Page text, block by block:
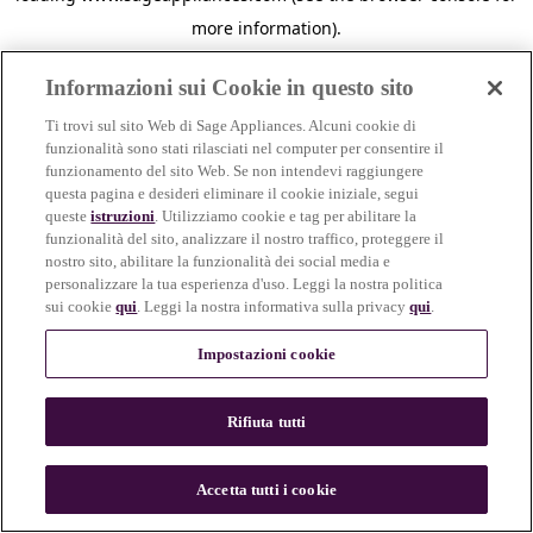
more information).
n
Informazioni sui Cookie in questo sito
Ti trovi sul sito Web di Sage Appliances. Alcuni cookie di
funzionalità sono stati rilasciati nel computer per consentire il
funzionamento del sito Web. Se non intendevi raggiungere
questa pagina e desideri eliminare il cookie iniziale, segui
questeistruzioni. Utilizziamo cookie e tag per abilitare la
funzionalità del sito, analizzare il nostro traffico, proteggere il
nostro sito, abilitare la funzionalità dei social media e
personalizzare la tua esperienza d'uso. Leggi la nostra politica
sui cookiequi. Leggi la nostra informativa sulla privacyqui.
Impostazioni cookie
Rifiuta tutti
Accetta tutti i cookie